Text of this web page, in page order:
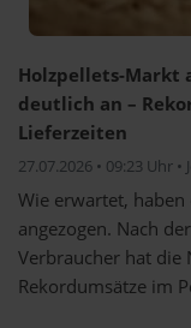
Holzpellets-Markt
deutlich an –
Lieferzeiten
27.07.2026 • 09:23 Uhr
Wie erwartet,
angezogen. Nach
Verbraucher hat die
Rekordumsätze im